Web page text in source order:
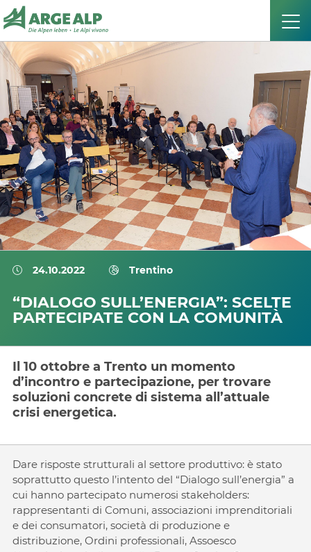
24.10.2022 Trentino
“DIALOGO SULL’ENERGIA”: SCELTE
PARTECIPATE CON LA COMUNITÀ
Il 10 ottobre a Trento un momento
d’incontro e partecipazione, per trovare
soluzioni concrete di sistema all’attuale
crisi energetica.
Dare risposte strutturali al settore produttivo: è stato
soprattutto questo l’intento del “Dialogo sull’energia” a
cui hanno partecipato numerosi stakeholders:
rappresentanti di Comuni, associazioni imprenditoriali
e dei consumatori, società di produzione e
distribuzione, Ordini professionali, Assoesco